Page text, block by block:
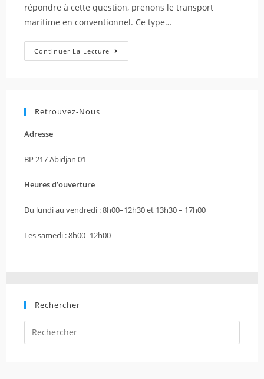
répondre à cette question, prenons le transport
maritime en conventionnel. Ce type…
Continuer La Lecture
Retrouvez-Nous
Adresse
BP 217 Abidjan 01
Heures d’ouverture
Du lundi au vendredi : 8h00–12h30 et 13h30 – 17h00
Les samedi : 8h00–12h00
Rechercher